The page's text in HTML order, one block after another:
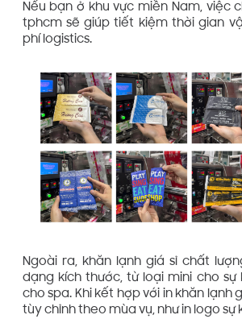
Nếu bạn ở khu vực miền Nam, việc
tphcm sẽ giúp tiết kiệm thời gian
phí logistics.
Ngoài ra, khăn lạnh giá sỉ chất
dạng kích thước, từ loại mini cho sự
cho spa. Khi kết hợp với in khăn lạnh
tùy chỉnh theo mùa vụ, như in logo sự